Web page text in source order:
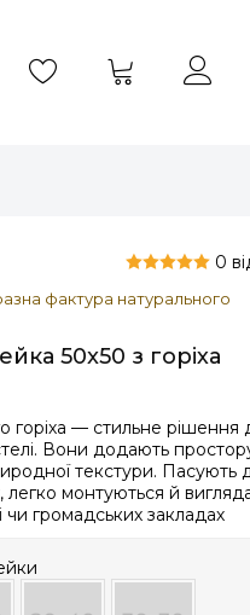
фактура натурального
50x50 з горіха
0
горіха — стильне рішення
Вони додають
текстури. Пасують
легко монтуються й
чи громадських закладах